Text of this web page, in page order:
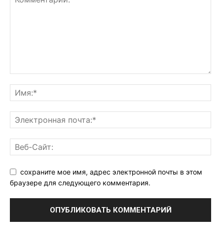
сохраните мое имя, адрес электронной почты в этом
браузере для следующего комментария.